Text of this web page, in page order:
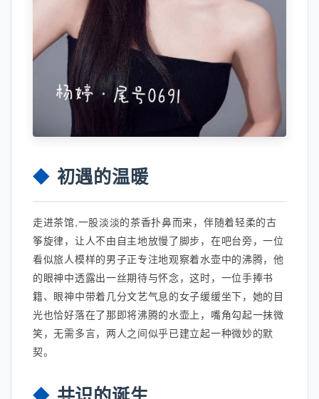
初遇的温暖
走进茶馆,一股淡淡的茶香扑鼻而来，伴随着轻柔的古
筝旋律，让人不由自主地放慢了脚步，在吧台旁，一位
看似旅人模样的男子正专注地观察着水壶中的沸腾，他
的眼神中透露出一丝期待与怀念，这时，一位手捧书
籍、眼神中带着几分文艺气息的女子缓缓坐下，她的目
光也恰好落在了那即将沸腾的水壶上，嘴角勾起一抹微
笑，无需多言，两人之间似乎已建立起一种微妙的默
契。